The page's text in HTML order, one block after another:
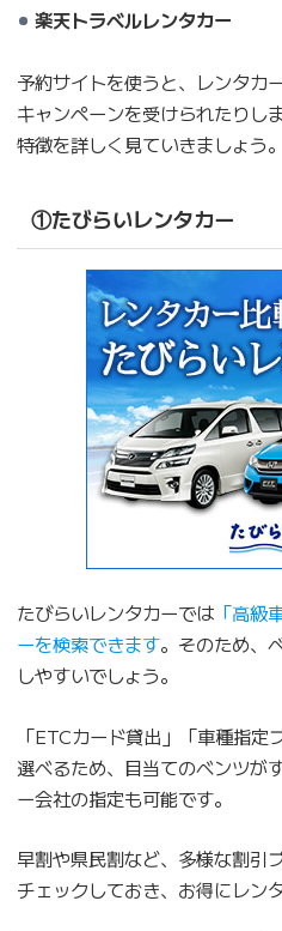
楽天トラベルレンタカー
予約サイトを使うと、レンタカ
キャンペーンを受けられたりし
特徴を詳しく見ていきましょう。
①たびらいレンタカー
たびらいレンタカーでは「高級
ーを検索できます。そのため、
しやすいでしょう。
「ETCカード貸出」「車種指
選べるため、目当てのベンツが
ー会社の指定も可能です。
早割や県民割など、多様な割引
チェックしておき、お得にレン